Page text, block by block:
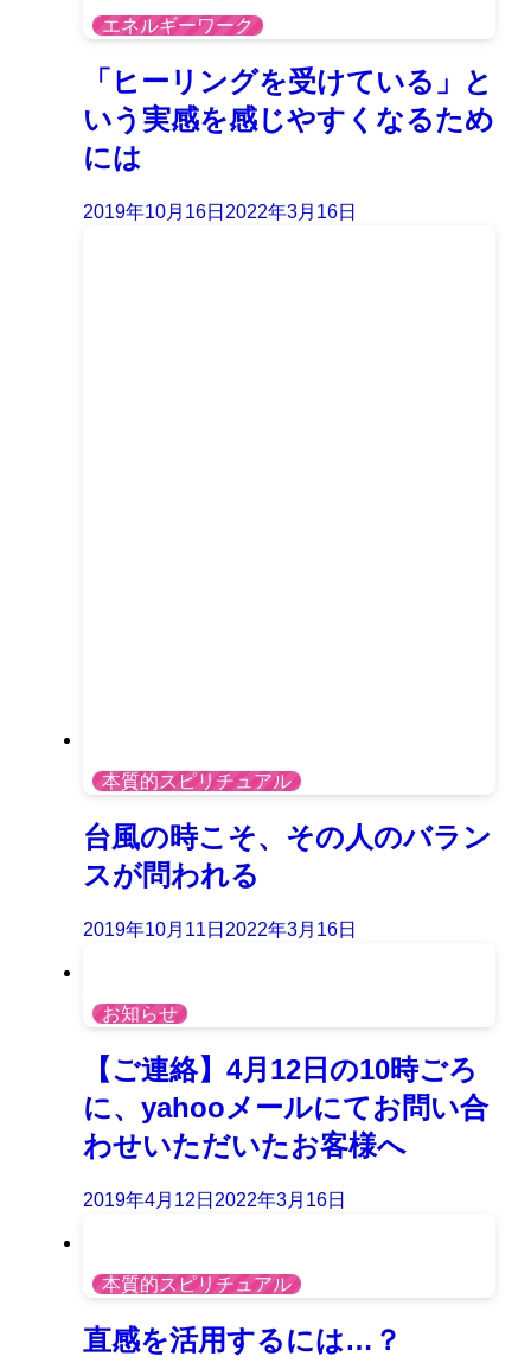
エネルギーワーク
「ヒーリングを受けている」と
いう実感を感じやすくなるため
には
2019年10月16日 2022年3月16日
本質的スピリチュアル
台風の時こそ、その人のバラン
スが問われる
2019年10月11日 2022年3月16日
お知らせ
【ご連絡】4月12日の10時ごろ
に、yahooメールにてお問い合
わせいただいたお客様へ
2019年4月12日 2022年3月16日
本質的スピリチュアル
直感を活用するには…？